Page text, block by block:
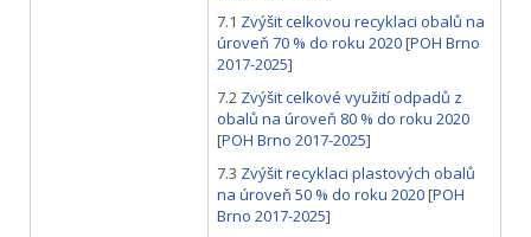
7.1 Zvýšit celkovou recyklaci obalů na
úroveň 70 % do roku 2020[POH Brno
2017-2025]
7.2 Zvýšit celkové využití odpadů z
obalů na úroveň 80 % do roku 2020
[POH Brno 2017-2025]
7.3 Zvýšit recyklaci plastových obalů
na úroveň 50 % do roku 2020[POH
Brno 2017-2025]